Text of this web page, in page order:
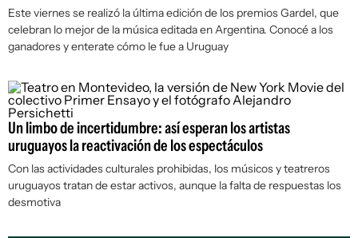
Este viernes se realizó la última edición de los premios Gardel, que
celebran lo mejor de la música editada en Argentina. Conocé a los
ganadores y enterate cómo le fue a Uruguay
Un limbo de incertidumbre: así esperan los artistas
uruguayos la reactivación de los espectáculos
Con las actividades culturales prohibidas, los músicos y teatreros
uruguayos tratan de estar activos, aunque la falta de respuestas los
desmotiva